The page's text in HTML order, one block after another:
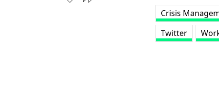
Crisis
Twitter